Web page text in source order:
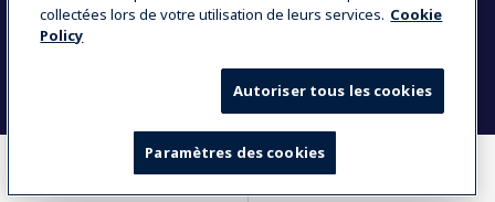
COMPARER OÙ ACHETER
Data Privacy Statement
CGV Plan du site
collectées lors de votre utilisation de leurs services. Cookie
Policy
Autoriser tous les cookies
Paramètres des cookies